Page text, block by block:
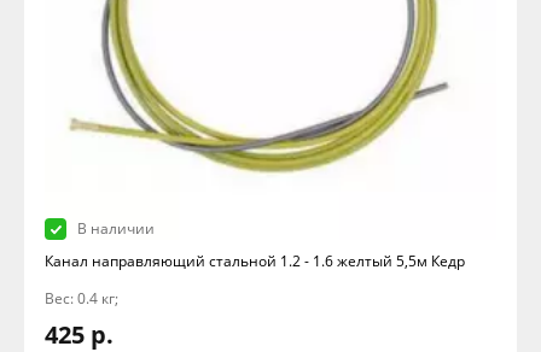
В наличии
Канал направляющий стальной 1.2 - 1.6 желтый 5,5м Кедр
Вес: 0.4 кг;
425 р.